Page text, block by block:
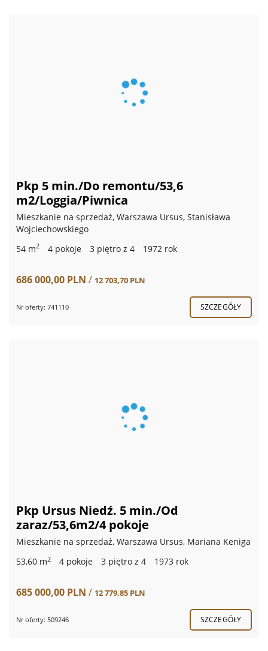
Pkp 5 min./Do remontu/53,6
m2/Loggia/Piwnica
Mieszkanie na sprzedaż, Warszawa Ursus, Stanisława
Wojciechowskiego
54 m2 4 pokoje 3 piętro z 4 1972 rok
686 000,00 PLN / 12 703,70 PLN
Nr oferty: 741110 SZCZEGÓŁY
Pkp Ursus Niedź. 5 min./Od
zaraz/53,6m2/4 pokoje
Mieszkanie na sprzedaż, Warszawa Ursus, Mariana Keniga
53,60 m2 4 pokoje 3 piętro z 4 1973 rok
685 000,00 PLN / 12 779,85 PLN
Nr oferty: 509246 SZCZEGÓŁY